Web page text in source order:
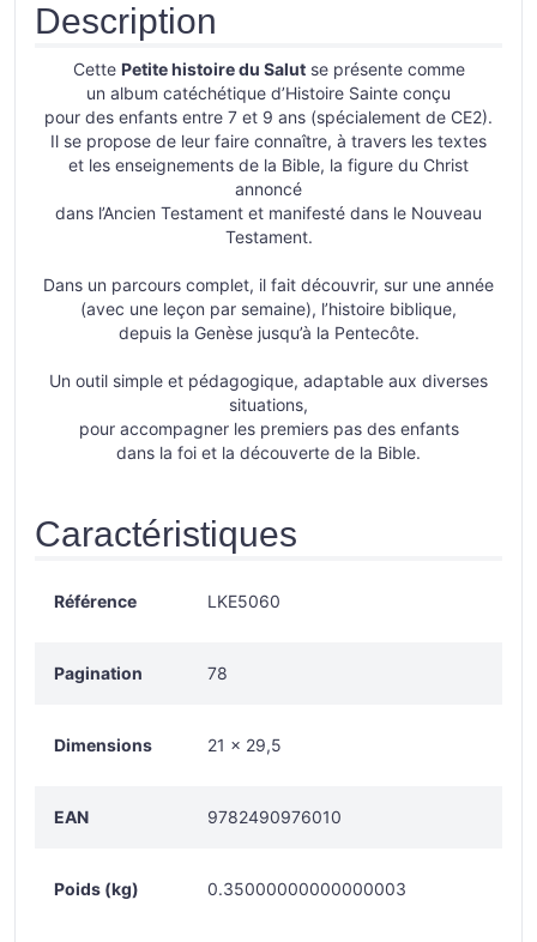
Description
Cette Petite histoire du Salutse présente comme
un album catéchétique d’Histoire Sainte conçu
pour des enfants entre 7 et 9 ans (spécialement de CE2).
Il se propose de leur faire connaître, à travers les textes
et les enseignements de la Bible, la figure du Christ
annoncé
dans l’Ancien Testament et manifesté dans le Nouveau
Testament.
Dans un parcours complet, il fait découvrir, sur une année
(avec une leçon par semaine), l’histoire biblique,
depuis la Genèse jusqu’à la Pentecôte.
Un outil simple et pédagogique, adaptable aux diverses
situations,
pour accompagner les premiers pas des enfants
dans la foi et la découverte de la Bible.
Caractéristiques
Référence LKE5060
Pagination 78
Dimensions 21 × 29,5
EAN 9782490976010
Poids (kg) 0.35000000000000003